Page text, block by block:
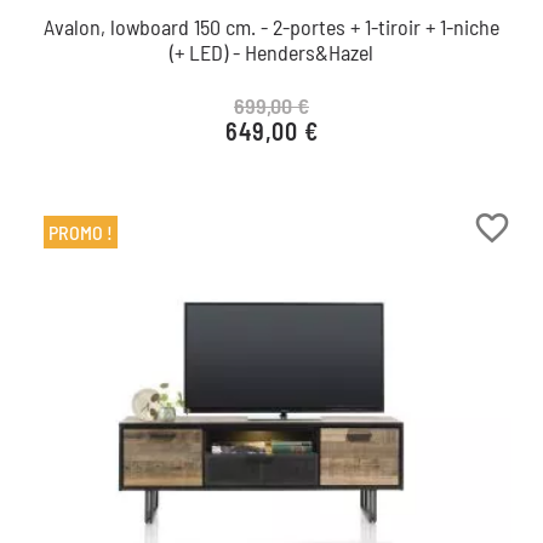
Avalon, lowboard 150 cm. - 2-portes + 1-tiroir + 1-niche
(+ LED) - Henders&Hazel
Prix de base
699,00 €
Prix
649,00 €
favorite_border
PROMO !